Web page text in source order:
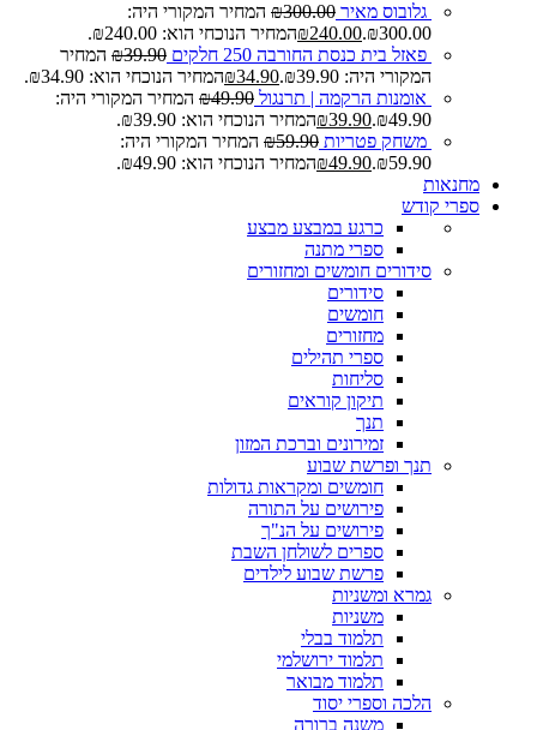
גלובוס מאיר ₪300.00
המחיר המקורי היה:
₪300.00.
₪240.00
המחיר הנוכחי הוא: ₪240.00.
פאזל בית כנסת החורבה 250 חלקים
₪39.90
המחיר
המקורי היה: ₪39.90.
₪34.90
המחיר הנוכחי הוא: ₪34.90.
אומנות הרקמה | תרנגול
₪49.90
המחיר המקורי היה:
₪49.90.
₪39.90
המחיר הנוכחי הוא: ₪39.90.
משחק פטריות
₪59.90
המחיר המקורי היה:
₪59.90.
₪49.90
המחיר הנוכחי הוא: ₪49.90.
מחנאות
ספרי קודש
כרגע במבצע מבצע
ספרי מתנה
סידורים חומשים ומחזורים
סידורים
חומשים
מחזורים
ספרי תהילים
סליחות
תיקון קוראים
תנך
זמירונים וברכת המזון
תנך ופרשת שבוע
חומשים ומקראות גדולות
פירושים על התורה
פירושים על הנ"ך
ספרים לשולחן השבת
פרשת שבוע לילדים
גמרא ומשניות
משניות
תלמוד בבלי
תלמוד ירושלמי
תלמוד מבואר
הלכה וספרי יסוד
משנה ברורה